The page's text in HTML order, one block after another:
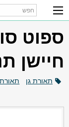
ספוט
חיישן
תאורת גן תאורת